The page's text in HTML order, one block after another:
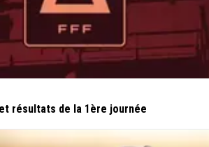
résultats de la 1ère journée